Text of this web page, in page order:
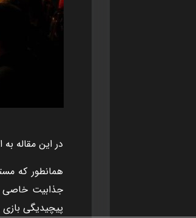
در اين مقاله
همانطور که
جذابيت خاصی
پيچيديگی